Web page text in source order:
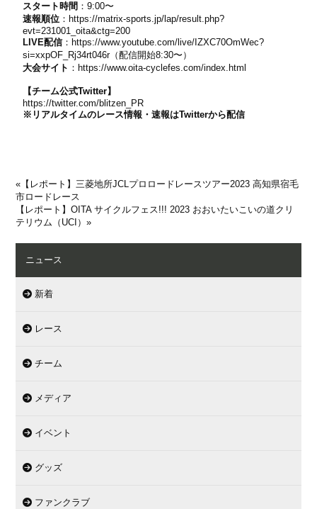
スタート時間 ：9:00〜
速報順位 ： https://matrix-sports.jp/lap/result.php?
evt=231001_oita&ctg=200
LIVE配信 ： https://www.youtube.com/live/IZXC70OmWec?
si=xxpOF_Rj34rt046r（配信開始8:30〜）
大会サイト ： https://www.oita-cyclefes.com/index.html
【チーム公式Twitter】
https://twitter.com/blitzen_PR
※リアルタイムのレース情報・速報はTwitterから配信
« 【レポート】三菱地所JCLプロロードレースツアー2023 高知県宿毛
市ロードレース
【レポート】OITA サイクルフェス!!! 2023 おおいたいこいの道クリ
テリウム（UCI）»
ニュース
新着
レース
チーム
メディア
イベント
グッズ
ファンクラブ